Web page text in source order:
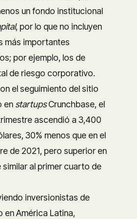
un fondo institucional
, por lo que no incluyen
más importantes
por ejemplo, los de
de riesgo corporativo.
el seguimiento del sitio
en startupsCrunchbase, el
ascendió a 3,400
30% menos que en el
de 2021, pero superior en
similar al primer cuarto de
inversionistas de
en América Latina,